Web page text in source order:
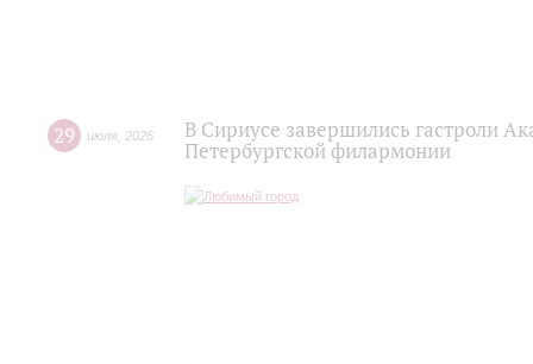
29 июля 2026
В Сириусе завершились гастроли
Петербургской филармонии